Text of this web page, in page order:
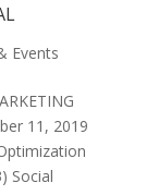
Events
11, 2019
Social